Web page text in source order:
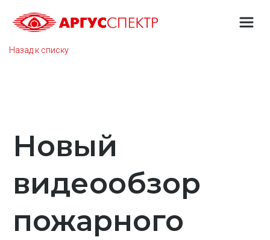
Назад к списку
Новый
видеообзор
пожарного